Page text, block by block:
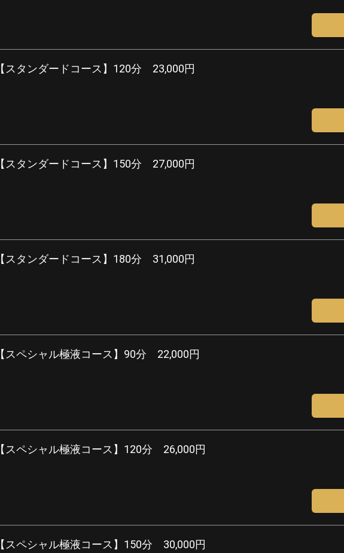
【スタンダードコース】120分 23,000円
【スタンダードコース】150分 27,000円
【スタンダードコース】180分 31,000円
【スペシャル極液コース】90分 22,000円
【スペシャル極液コース】120分 26,000円
【スペシャル極液コース】150分 30,000円